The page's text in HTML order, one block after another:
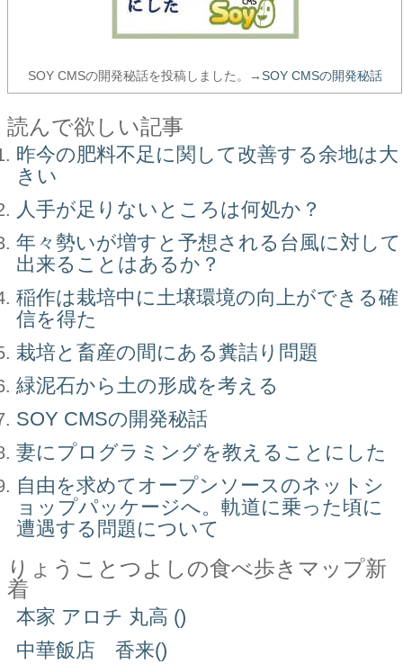
SOY CMSの開発秘話を投稿しました。→SOY CMSの開発秘話
読んで欲しい記事
昨今の肥料不足に関して改善する余地は大
きい
人手が足りないところは何処か？
年々勢いが増すと予想される台風に対して
出来ることはあるか？
稲作は栽培中に土壌環境の向上ができる確
信を得た
栽培と畜産の間にある糞詰り問題
緑泥石から土の形成を考える
SOY CMSの開発秘話
妻にプログラミングを教えることにした
自由を求めてオープンソースのネットシ
ョップパッケージへ。軌道に乗った頃に
遭遇する問題について
りょうことつよしの食べ歩きマップ新
着
本家 アロチ 丸高 ()
中華飯店 香来()